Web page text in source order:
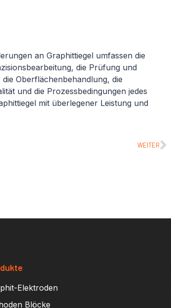
an Graphittiegel umfassen die
die Prüfung und
Oberflächenbehandlung, die
und die Prozessbedingungen jedes
mit überlegener Leistung und
WEITER
Elektroden
Blöcke